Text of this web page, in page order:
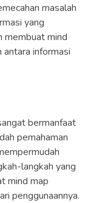
masalah
yang
membuat mind
antara informasi
bermanfaat
pemahaman
langkah yang
mind map
penggunaannya.